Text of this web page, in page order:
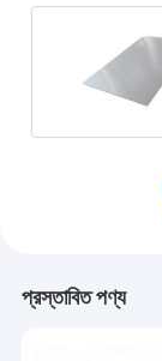
প্রস্তাবিত পণ্য